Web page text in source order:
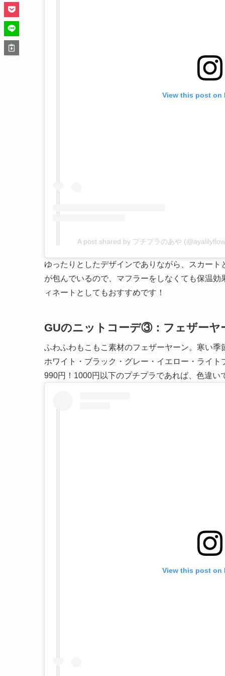
View this post on
A post shared by プチプラのあや
ゆったりとしたデザインでありながら、スカー
が包んでいるので、マフラーをしなくても保温
ィネートとしてもおすすめです！
GUのニットコーデ③：フェザーヤ
ふわふわもこもこ素材のフェザーヤーン。寒い
ホワイト・ブラック・グレー・イエロー・ライ
990円！1000円以下のプチプラであれば、色違い
View this post on